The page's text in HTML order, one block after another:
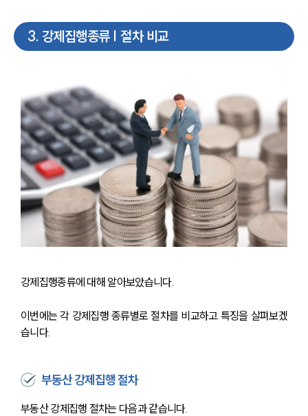
3. 강제집행종류 | 절차 비교
강제집행종류에 대해 알아보았습니다.
이번에는 각 강제집행 종류별로 절차를 비교하고 특징을 살펴보겠
습니다.
부동산 강제집행 절차
부동산 강제집행 절차는 다음과 같습니다.